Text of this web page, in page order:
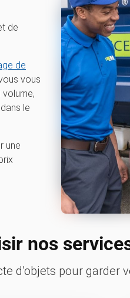
de
de
vous
le
une
nos
d’objets pour garder